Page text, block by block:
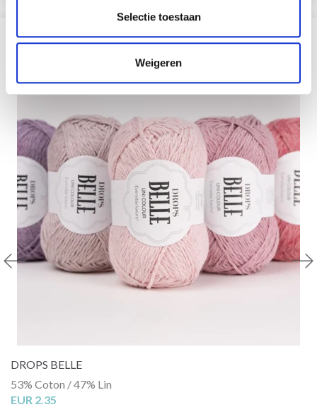
Selectie toestaan
Weigeren
?
DROPS BELLE
53% Coton / 47% Lin
EUR 2.35